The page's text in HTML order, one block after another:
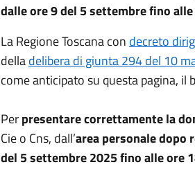
dalle ore 9 del 5 settembre fino
La Regione Toscana con decreto
delladelibera di giunta 294 del 10
come anticipato su questa pagina,
Perpresentare correttamente la
Cie o Cns, dall’area personale dopo
del 5 settembre 2025 fino alle ore